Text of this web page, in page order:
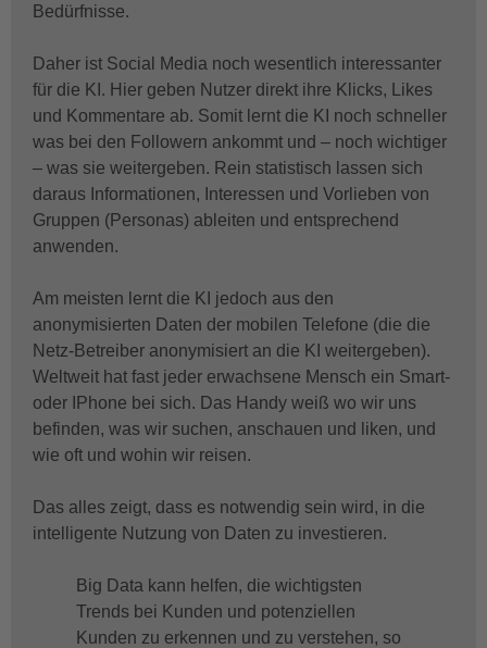
Bedürfnisse.
Daher ist Social Media noch wesentlich interessanter
für die KI. Hier geben Nutzer direkt ihre Klicks, Likes
und Kommentare ab. Somit lernt die KI noch schneller
was bei den Followern ankommt und – noch wichtiger
– was sie weitergeben. Rein statistisch lassen sich
daraus Informationen, Interessen und Vorlieben von
Gruppen (Personas) ableiten und entsprechend
anwenden.
Am meisten lernt die KI jedoch aus den
anonymisierten Daten der mobilen Telefone (die die
Netz-Betreiber anonymisiert an die KI weitergeben).
Weltweit hat fast jeder erwachsene Mensch ein Smart-
oder IPhone bei sich. Das Handy weiß wo wir uns
befinden, was wir suchen, anschauen und liken, und
wie oft und wohin wir reisen.
Das alles zeigt, dass es notwendig sein wird, in die
intelligente Nutzung von Daten zu investieren.
Big Data kann helfen, die wichtigsten
Trends bei Kunden und potenziellen
Kunden zu erkennen und zu verstehen, so